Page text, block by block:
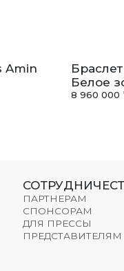
Amin
Белое
8 960 000
ПАРТНЕРАМ
СПОНСОРАМ
ДЛЯ ПРЕССЫ
ПРЕДСТАВИТЕЛЯМ